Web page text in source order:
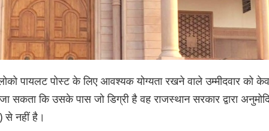
पायलट पोस्ट के लिए आवश्यक योग्यता रखने वाले उम्मीदवार को
कि उसके पास जो डिग्री है वह राजस्थान सरकार द्वारा
से नहीं है।